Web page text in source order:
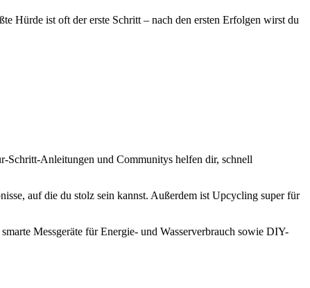
Hürde ist oft der erste Schritt – nach den ersten Erfolgen wirst du
Schritt-Anleitungen und Communitys helfen dir, schnell
auf die du stolz sein kannst. Außerdem ist Upcycling super für
Messgeräte für Energie- und Wasserverbrauch sowie DIY-